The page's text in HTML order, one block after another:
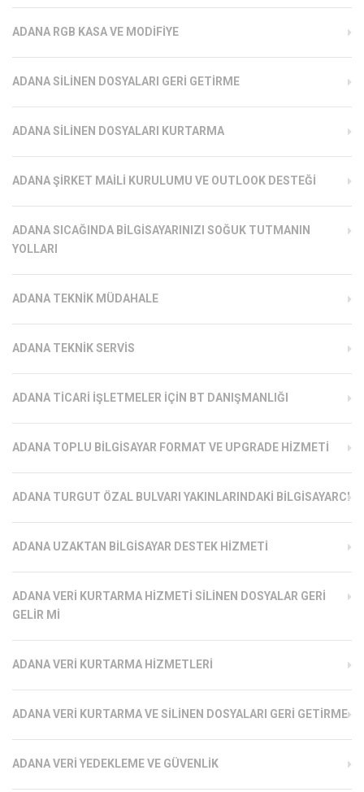
ADANA RGB KASA VE MODIFIYE
ADANA SILINEN DOSYALARI GERI GETIRME
ADANA SILINEN DOSYALARI KURTARMA
ADANA ŞIRKET MAILI KURULUMU VE OUTLOOK DESTEĞI
ADANA SICAĞINDA BILGISAYARINIZI SOĞUK TUTMANIN
YOLLARI
ADANA TEKNIK MÜDAHALE
ADANA TEKNIK SERVIS
ADANA TICARI İŞLETMELER İÇIN BT DANIŞMANLIĞI
ADANA TOPLU BILGISAYAR FORMAT VE UPGRADE HIZMETI
ADANA TURGUT ÖZAL BULVARI YAKINLARINDAKI BILGISAYARCI
ADANA UZAKTAN BILGISAYAR DESTEK HIZMETI
ADANA VERI KURTARMA HIZMETI SILINEN DOSYALAR GERI
GELIR MI
ADANA VERI KURTARMA HIZMETLERI
ADANA VERI KURTARMA VE SILINEN DOSYALARI GERI GETIRME
ADANA VERI YEDEKLEME VE GÜVENLIK